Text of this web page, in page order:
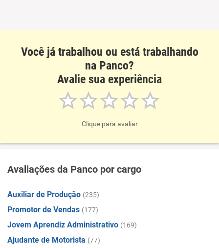
Você já trabalhou ou está trabalhando
na Panco?
Avalie sua experiência
Clique para avaliar
Avaliações da Panco por cargo
Auxiliar de Produção (235)
Promotor de Vendas (177)
Jovem Aprendiz Administrativo (169)
Ajudante de Motorista (77)